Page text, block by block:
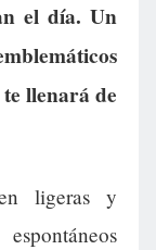
el día. Un
llenará de
ligeras y